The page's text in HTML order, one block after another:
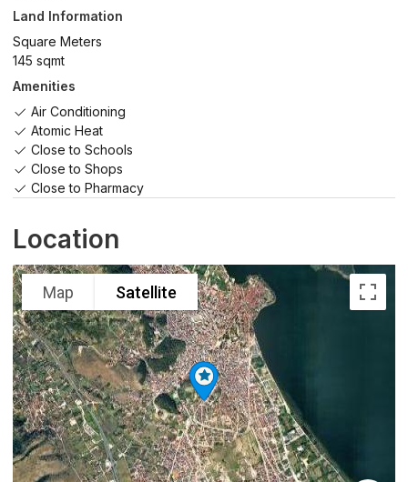
Land Information
Square Meters
145 sqmt
Amenities
Air Conditioning
Atomic Heat
Close to Schools
Close to Shops
Close to Pharmacy
Location
Map Satellite